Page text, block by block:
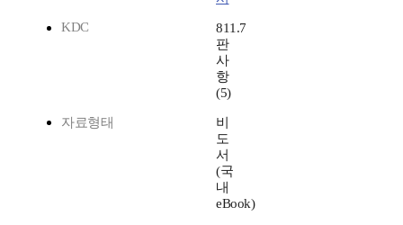
KDC
811.7
판
사
항
(5)
자료형태
비
도
서
(국
내
eBook)